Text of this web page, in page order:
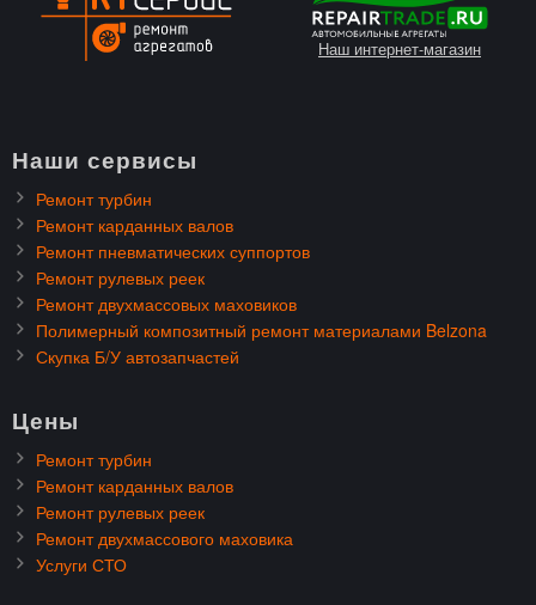
Наш интернет-магазин
Наши сервисы
Ремонт турбин
Ремонт карданных валов
Ремонт пневматических суппортов
Ремонт рулевых реек
Ремонт двухмассовых маховиков
Полимерный композитный ремонт материалами Belzona
Скупка Б/У автозапчастей
Цены
Ремонт турбин
Ремонт карданных валов
Ремонт рулевых реек
Ремонт двухмассового маховика
Услуги СТО